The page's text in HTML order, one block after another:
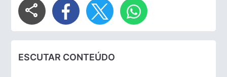
share
ESCUTAR CONTEÚDO